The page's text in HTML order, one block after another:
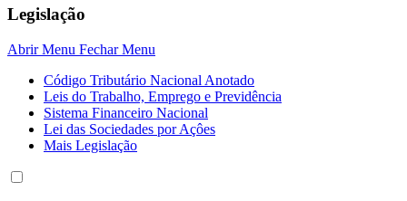
Legislação
Abrir Menu Fechar Menu
Código Tributário Nacional Anotado
Leis do Trabalho, Emprego e Previdência
Sistema Financeiro Nacional
Lei das Sociedades por Açôes
Mais Legislação